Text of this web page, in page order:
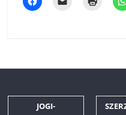
JOGI-